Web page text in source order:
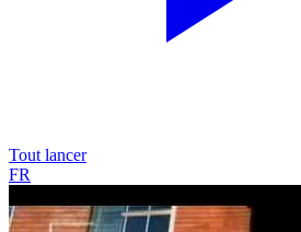
Tout lancer
FR